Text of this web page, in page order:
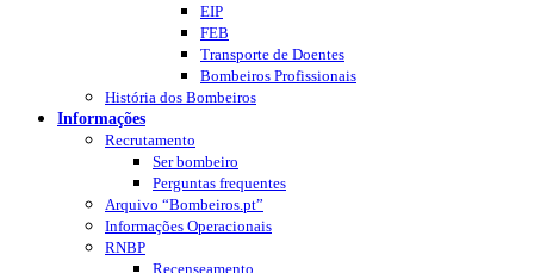
EIP
FEB
Transporte de Doentes
Bombeiros Profissionais
História dos Bombeiros
Informações
Recrutamento
Ser bombeiro
Perguntas frequentes
Arquivo “Bombeiros.pt”
Informações Operacionais
RNBP
Recenseamento